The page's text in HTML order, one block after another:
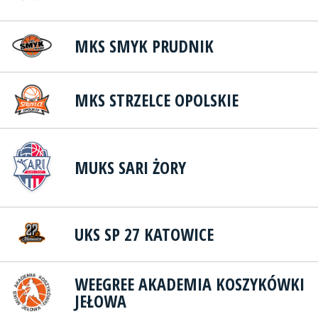
MKS SMYK PRUDNIK
MKS STRZELCE OPOLSKIE
MUKS SARI ŻORY
UKS SP 27 KATOWICE
WEEGREE AKADEMIA KOSZYKÓWKI
JEŁOWA